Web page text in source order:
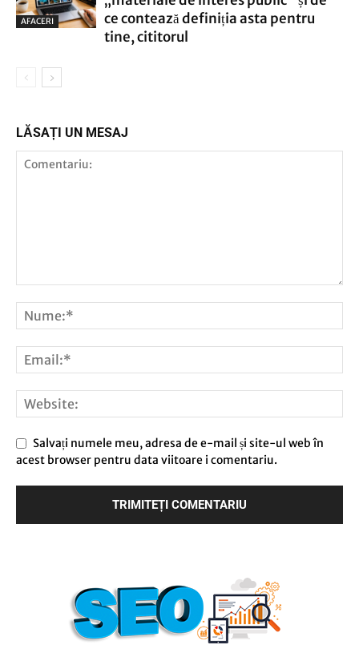
AFACERI
ce contează definiția asta pentru
tine, cititorul
LĂSAȚI UN MESAJ
Salvați numele meu, adresa de e-mail și site-ul web în
acest browser pentru data viitoare i comentariu.